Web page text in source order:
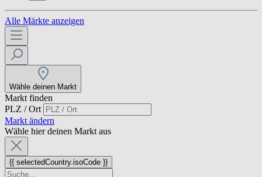
Alle Märkte anzeigen
Wähle deinen Markt
Markt finden
PLZ / Ort
Markt ändern
Wähle hier deinen Markt aus
{{ selectedCountry.isoCode }}